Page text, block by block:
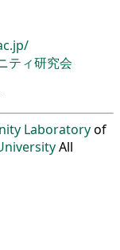
ティ研究会
Laboratoryof
All